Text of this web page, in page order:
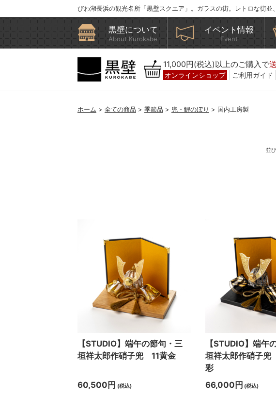
びわ湖長浜の観光名所「黒壁スクエア」。ガラスの街。レトロな街
黒壁について
About Kurokabe
イベント情報
Event
11,000円(税込)以上のご購入で
オンラインショップ ご利用ガイド
ホーム > 全ての商品 > 季節品 > 兜・鯉のぼり > 国内工房製
並
【STUDIO】端午の節句・三
垣祥太郎作硝子兜 11黄金
60,500円 (税込)
【STUDIO】端午
垣祥太郎作硝子
彩
66,000円 (税込)